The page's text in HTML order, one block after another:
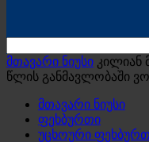
მთავარი ნიუსი კილიან
წლის განმავლობაში
მთავარი ნიუსი
ფეხბურთი
უცხოური